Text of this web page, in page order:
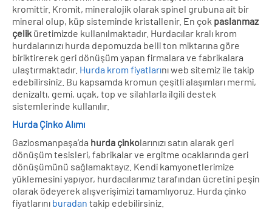
kromittir. Kromit, mineralojik olarak spinel grubuna ait bir
mineral olup, küp sisteminde kristallenir. En çok paslanmaz
çelik üretimizde kullanılmaktadır. Hurdacılar kralı krom
hurdalarınızı hurda depomuzda belli ton miktarına göre
biriktirerek geri dönüşüm yapan firmalara ve fabrikalara
ulaştırmaktadır. Hurda krom fiyatlarını web sitemiz ile takip
edebilirsiniz. Bu kapsamda kromun çeşitli alaşımları mermi,
denizaltı, gemi, uçak, top ve silahlarla ilgili destek
sistemlerinde kullanılır.
Hurda Çinko Alımı
Gaziosmanpaşa’da hurda çinkolarınızı satın alarak geri
dönüşüm tesisleri, fabrikalar ve ergitme ocaklarında geri
dönüşümünü sağlamaktayız. Kendi kamyonetlerimize
yüklemesini yapıyor, hurdacılarımız tarafından ücretini peşin
olarak ödeyerek alışverişimizi tamamlıyoruz. Hurda çinko
fiyatlarını buradan takip edebilirsiniz.